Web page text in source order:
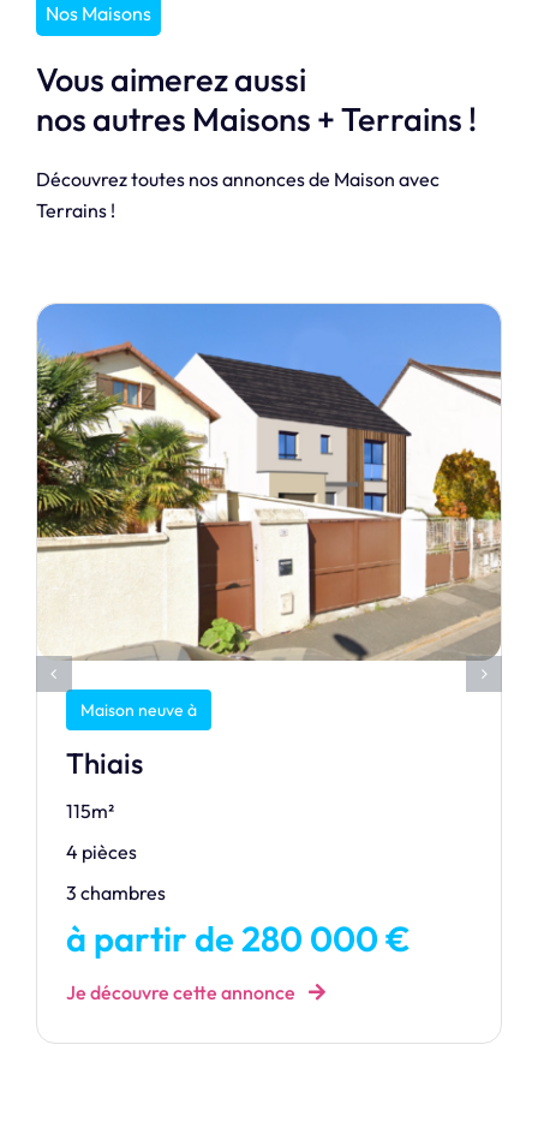
Nos Maisons
Vous aimerez aussi
nos autres Maisons + Terrains !
Découvrez toutes nos annonces de Maison avec
Terrains !
Maison neuve à
Thiais
115m²
4 pièces
3 chambres
à partir de 280 000 €
Je découvre cette annonce